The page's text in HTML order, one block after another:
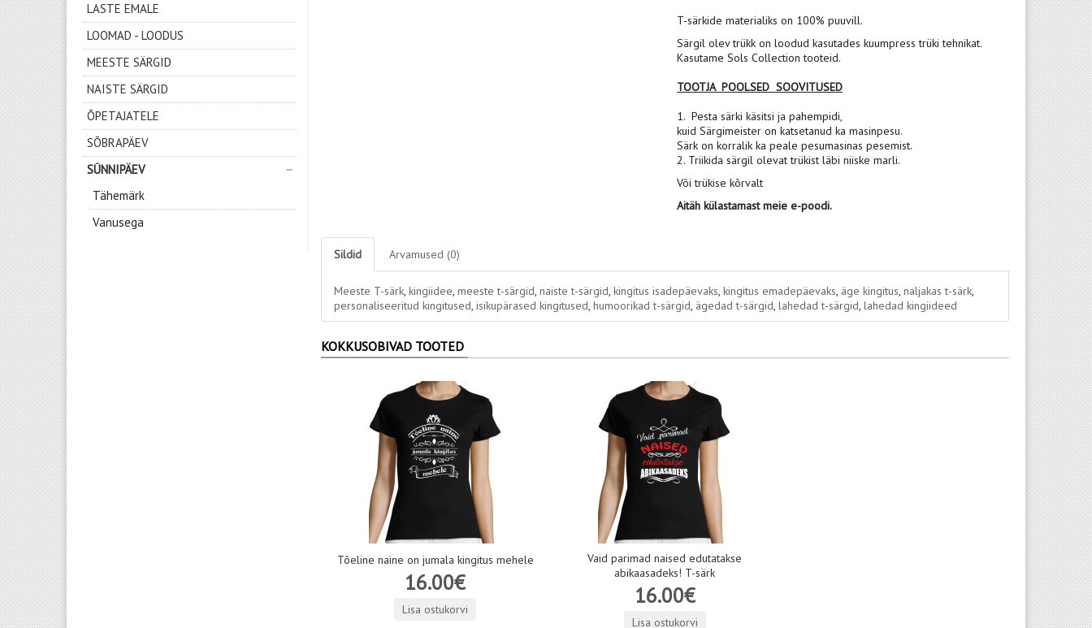
LASTE EMALE
LOOMAD - LOODUS
MEESTE SÄRGID
NAISTE SÄRGID
ÕPETAJATELE
SÕBRAPÄEV
SÜNNIPÄEV
Tähemärk
Vanusega
T-särkide materialiks on 100% puuvill.
Särgil olev trükk on loodud kasutades kuumpress trüki tehnikat.
Kasutame Sols Collection tooteid.
TOOTJA POOLSED SOOVITUSED
1. Pesta särki käsitsi ja pahempidi,
kuid Särgimeister on katsetanud ka masinpesu.
Särk on korralik ka peale pesumasinas pesemist.
2. Triikida särgil olevat trükist läbi niiske marli.
Või trükise kõrvalt
Aitäh külastamast meie e-poodi.
Sildid Arvamused (0)
Meeste T-särk, kingiidee, meeste t-särgid, naiste t-särgid, kingitus isadepäevaks, kingitus emadepäevaks, äge kingitus, naljakas t-särk,
personaliseeritud kingitused, isikupärased kingitused, humoorikad t-särgid, ägedad t-särgid, lahedad t-särgid, lahedad kingiideed
KOKKUSOBIVAD TOOTED
Tõeline naine on jumala kingitus mehele
16.00€
Lisa ostukorvi
Vaid parimad naised edutatakse
abikaasadeks! T-särk
16.00€
Lisa ostukorvi